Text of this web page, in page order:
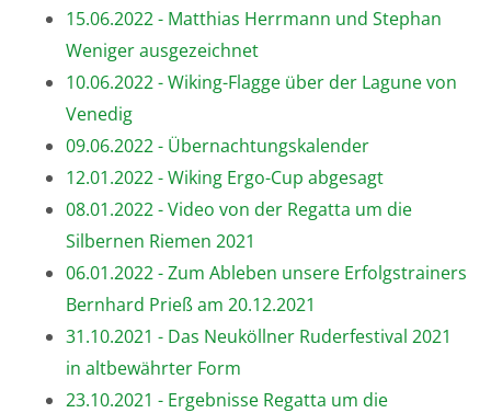
15.06.2022 - Matthias Herrmann und Stephan
Weniger ausgezeichnet
10.06.2022 - Wiking-Flagge über der Lagune von
Venedig
09.06.2022 - Übernachtungskalender
12.01.2022 - Wiking Ergo-Cup abgesagt
08.01.2022 - Video von der Regatta um die
Silbernen Riemen 2021
06.01.2022 - Zum Ableben unsere Erfolgstrainers
Bernhard Prieß am 20.12.2021
31.10.2021 - Das Neuköllner Ruderfestival 2021
in altbewährter Form
23.10.2021 - Ergebnisse Regatta um die